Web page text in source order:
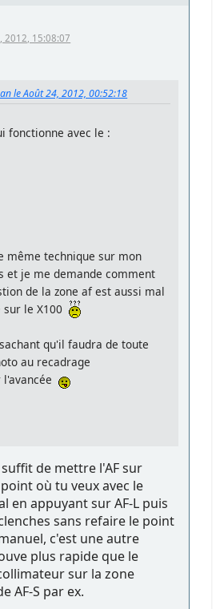
2012, 15:08:07
le Août 24, 2012, 00:52:18
fonctionne avec le :
même technique sur mon
et je me demande comment
de la zone af est aussi mal
sur le X100
qu'il faudra de toute
au recadrage
l'avancée
de mettre l'AF sur
où tu veux avec le
en appuyant sur AF-L puis
sans refaire le point
c'est une autre
plus rapide que le
sur la zone
AF-S par ex.